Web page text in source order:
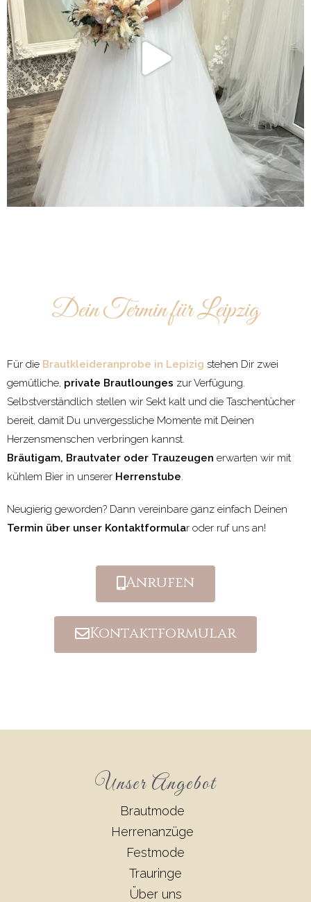
Dein Termin für Leipzig
Für die Brautkleideranprobe in Lepizig stehen Dir zwei
gemütliche, private Brautlounges zur Verfügung.
Selbstverständlich stellen wir Sekt kalt und die Taschentücher
bereit, damit Du unvergessliche Momente mit Deinen
Herzensmenschen verbringen kannst.
Bräutigam, Brautvater oder Trauzeugen erwarten wir mit
kühlem Bier in unserer Herrenstube.
Neugierig geworden? Dann vereinbare ganz einfach Deinen
Termin über unser Kontaktformular oder ruf uns an!
Anrufen
Kontaktformular
Unser Angebot
Brautmode
Herrenanzüge
Festmode
Trauringe
Über uns